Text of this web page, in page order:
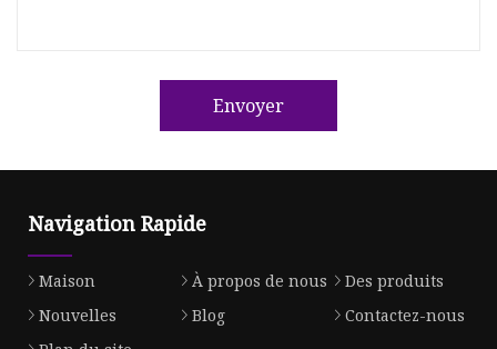
Envoyer
Navigation Rapide
Maison À propos de nous
Des produits
Nouvelles
Blog
Contactez-nous